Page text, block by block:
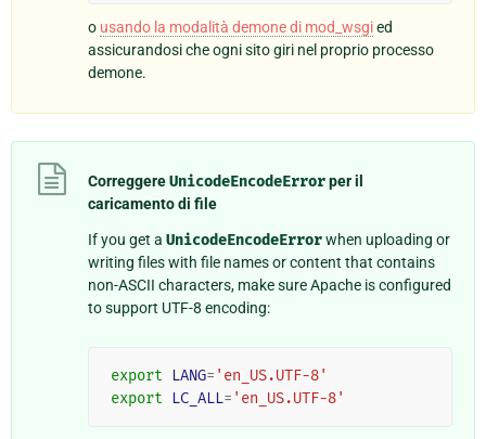
o usando la modalità demone di mod_wsgied
assicurandosi che ogni sito giri nel proprio processo
demone.
CorreggereUnicodeEncodeErrorper il
caricamento di file
If you get a UnicodeEncodeErrorwhen uploading or
writing files with file names or content that contains
non-ASCII characters, make sure Apache is configured
to support UTF-8 encoding:
export LANG= 'en_US.UTF-8'
export
LC_ALL= 'en_US.UTF-8'